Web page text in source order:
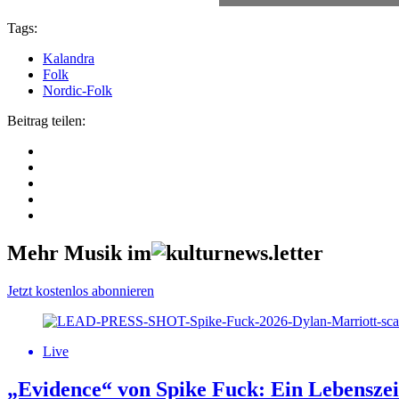
Tags:
Kalandra
Folk
Nordic-Folk
Beitrag teilen:
Mehr Musik im
Jetzt kostenlos abonnieren
Live
„Evidence“ von Spike Fuck: Ein